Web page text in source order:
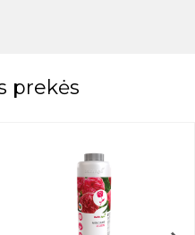
prekės